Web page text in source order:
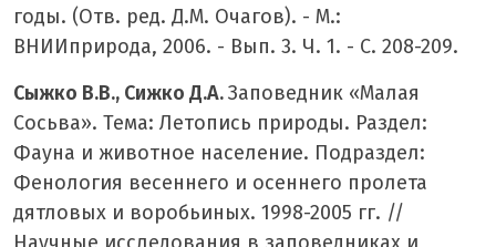
годы. (Отв. ред. Д.М. Очагов). - М.:
ВНИИприрода, 2006. - Вып. 3. Ч. 1. - С. 208-209.
Сыжко В.В., Сижко Д.А.Заповедник «Малая
Сосьва». Тема: Летопись природы. Раздел:
Фауна и животное население. Подраздел:
Фенология весеннего и осеннего пролета
дятловых и воробьиных. 1998-2005 гг. //
Научные исследования в заповедниках и